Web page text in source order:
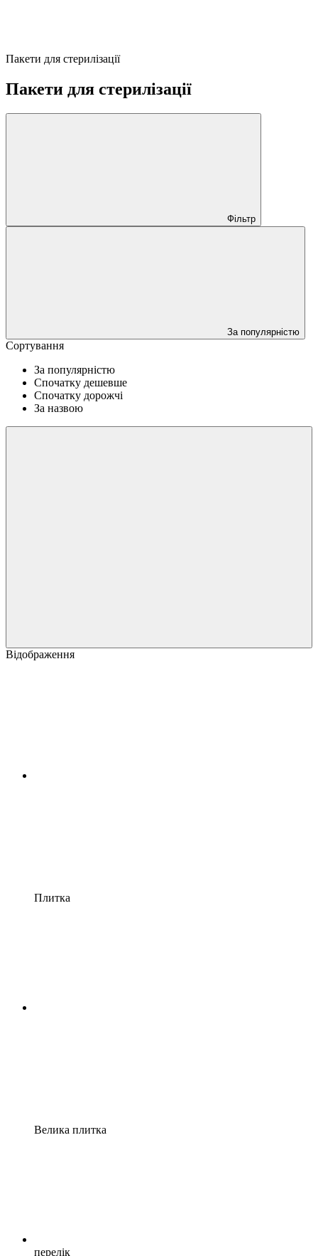
Пакети для стерилізації
Пакети для стерилізації
Фільтр
За популярністю
Сортування
За популярністю
Спочатку дешевше
Спочатку дорожчі
За назвою
Відображення
Плитка
Велика плитка
перелік